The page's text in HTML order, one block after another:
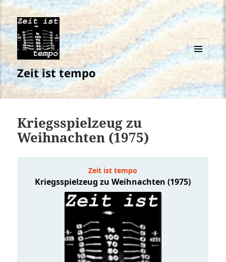
Zeit ist tempo
MENÜ
WIDGETS
Kriegsspielzeug zu
Weihnachten (1975)